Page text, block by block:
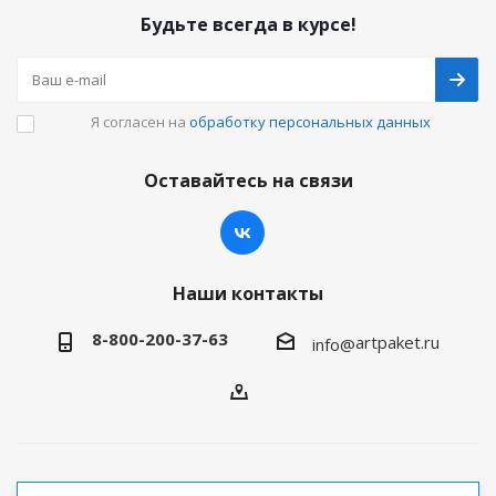
Будьте всегда в курсе!
Я согласен на обработку персональных данных
Оставайтесь на связи
Наши контакты
8-800-200-37-63 info@artpaket.ru